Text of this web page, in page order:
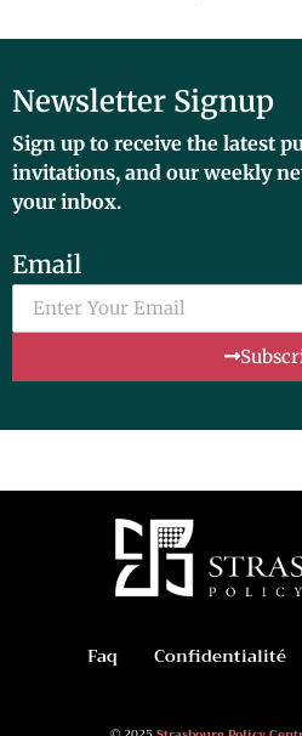
Newsletter Signup
Sign up to receive the latest
invitations, and our weekly
your inbox.
Email
Faq Confidentialité